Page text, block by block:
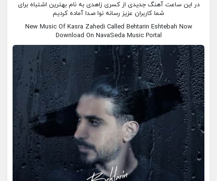
در این ساعت آهنگ جدیدی از کسری زاهدی به نام بهترین اشتباه برای
شما کاربران عزیز رسانه نوا صدا آماده کردیم
New Music Of Kasra Zahedi Called Behtarin Eshtebah Now
Download On NavaSeda Music Portal